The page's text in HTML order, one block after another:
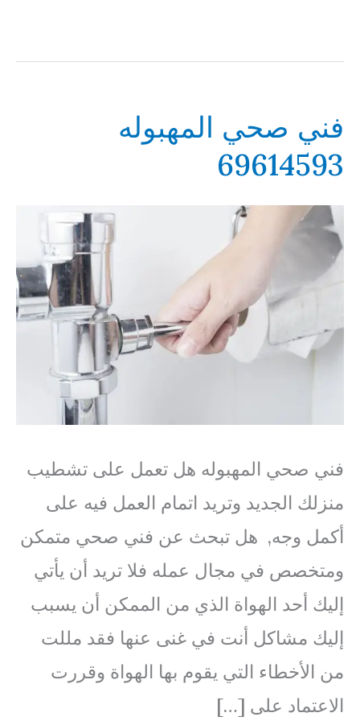
فني صحي المهبوله
69614593
فني صحي المهبوله هل تعمل على تشطيب
منزلك الجديد وتريد اتمام العمل فيه على
أكمل وجه, هل تبحث عن فني صحي متمكن
ومتخصص في مجال عمله فلا تريد أن يأتي
إليك أحد الهواة الذي من الممكن أن يسبب
إليك مشاكل أنت في غنى عنها فقد مللت
من الأخطاء التي يقوم بها الهواة وقررت
الاعتماد على […]